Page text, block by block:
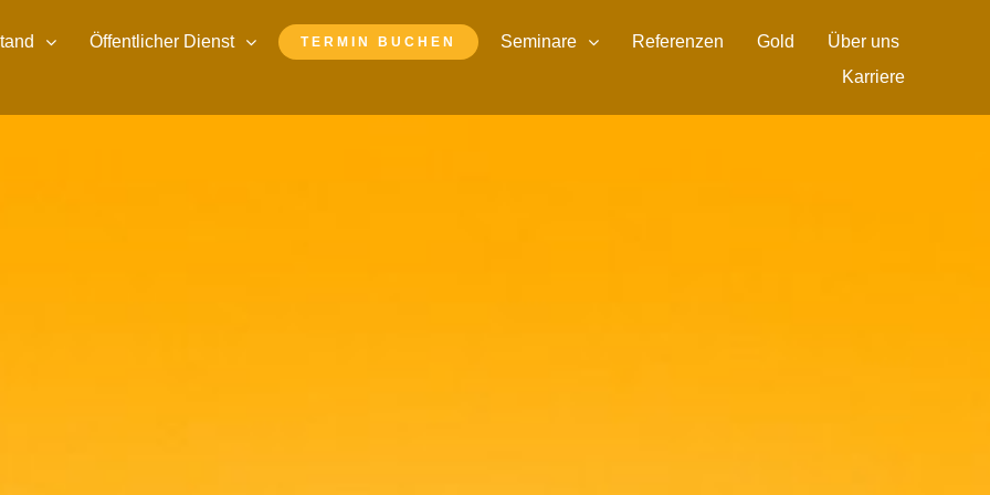
Öffentlicher Dienst TERMIN BUCHEN Seminare Referenzen Gold
Über uns
Karriere